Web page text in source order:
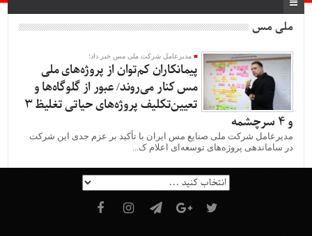
ملی مس
مدیرعامل شرکت ملی مس خبر داد؛
پیمانکاران کم‌توان از پروژه‌های ملی
مس کنار می‌روند/ عبور از گلوگاه‌ها و
تعیین‌تکلیف پروژه‌های حیاتی تغلیظ ۳
و ۴ سرچشمه
مدیرعامل شرکت ملی صنایع مس ایران با تأکید بر عزم جدی این شرکت
در ساماندهی پروژه‌های توسعه‌ای اعلام ک...